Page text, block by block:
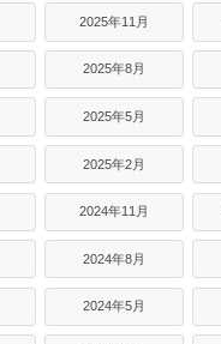
2025年11月
2025年8月
2025年5月
2025年2月
2024年11月
2024年8月
2024年5月